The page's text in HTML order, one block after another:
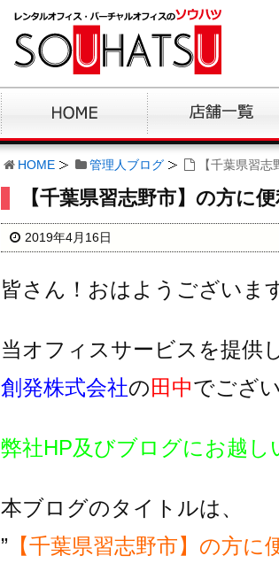
HOME 管理人ブログ 【千葉県習
【千葉県習志野市】の方に
2019年4月16日
皆さん！おはようございま
当オフィスサービスを提供
創発株式会社の田中でござ
弊社HP及びブログにお越し
本ブログのタイトルは、
” 【千葉県習志野市】の方に